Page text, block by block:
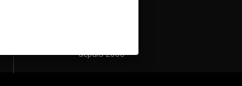
depuis 2003